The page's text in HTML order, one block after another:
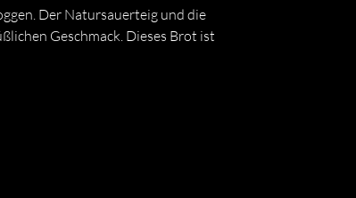
Der Natursauerteig und die
Geschmack. Dieses Brot ist